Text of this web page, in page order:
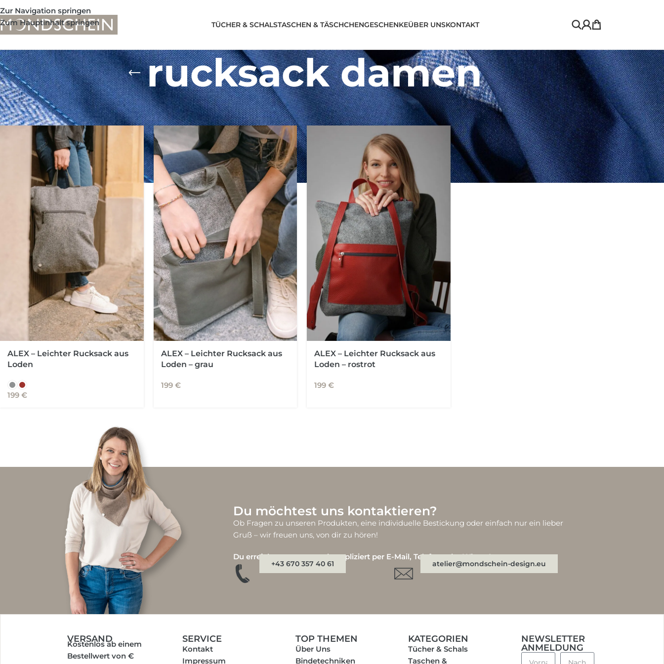
Zur Navigation springen
Zum Hauptinhalt springen
TÜCHER & SCHALSTASCHEN & TÄSCHCHENGESCHENKEÜBER UNSKONTAKT
rucksack damen
Shop/Produkte verschlagwortet mit „rucksack damen“
ALEX – Leichter Rucksack aus
Loden
199 €
ALEX – Leichter Rucksack aus
Loden – grau
199 €
ALEX – Leichter Rucksack aus
Loden – rostrot
199 €
Du möchtest uns kontaktieren?
Ob Fragen zu unseren Produkten, eine individuelle Bestickung oder einfach nur ein lieber
Gruß – wir freuen uns, von dir zu hören!
Du erreichst uns ganz unkompliziert per E-Mail, Telefon oder WhatsApp:
+43 670 357 40 61 atelier@mondschein-design.eu
VERSAND
Kostenlos ab einem
Bestellwert von €
SERVICE
Kontakt
Impressum
TOP THEMEN
Über Uns
Bindetechniken
KATEGORIEN
Tücher & Schals
Taschen &
NEWSLETTER
ANMELDUNG